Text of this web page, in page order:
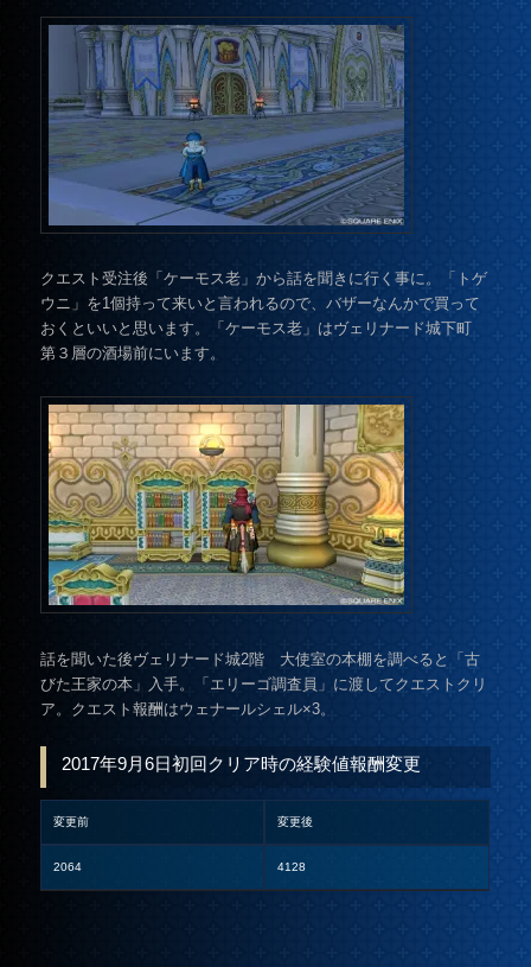
クエスト受注後「ケーモス老」から話を聞きに行く事に。「トゲ
ウニ」を1個持って来いと言われるので、バザーなんかで買って
おくといいと思います。「ケーモス老」はヴェリナード城下町
第３層の酒場前にいます。
話を聞いた後ヴェリナード城2階 大使室の本棚を調べると「古
びた王家の本」入手。「エリーゴ調査員」に渡してクエストクリ
ア。クエスト報酬はウェナールシェル×3。
2017年9月6日初回クリア時の経験値報酬変更
変更前 変更後
2064 4128